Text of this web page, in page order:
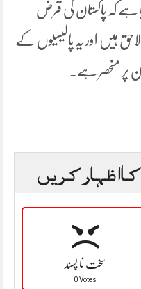
ہے کہ پاکستان کی قرض
ہیں اور یہ پالیسیوں کے
پر منحصر ہے۔
کا اظہار کریں
سخت نا پسند
0 Votes